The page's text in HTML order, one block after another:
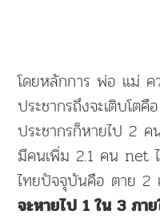
โดยหลักการ พ่อ แม่ ค
ประชากรถึงจะเติบโต
ประชากรก็หายไป 2 ค
มีคนเพิ่ม 2.1 คน net
ไทยปัจจุบันคือ ตาย 2
จะหายไป 1 ใน 3 ภา